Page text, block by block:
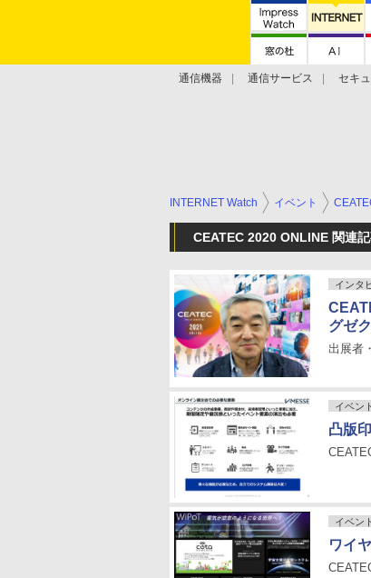
通信機器 通信サービス セキ
INTERNET Watch イベント
CEATEC 2020 ONLINE 関連
インタ
グゼ
出展者
イベン
凸版
イベン
ワイ